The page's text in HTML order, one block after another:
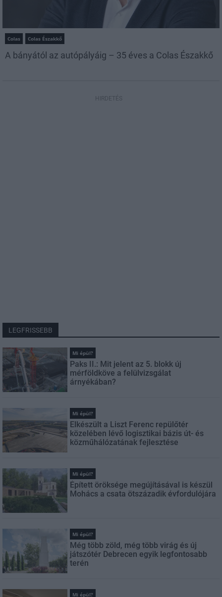
Colas Colas Északkő
A bányától az autópályáig – 35 éves a Colas Északkő
HIRDETÉS
LEGFRISSEBB
Mi épül?
Paks II.: Mit jelent az 5. blokk új
mérföldköve a felülvizsgálat
árnyékában?
Mi épül?
Elkészült a Liszt Ferenc repülőtér
közelében lévő logisztikai bázis út- és
közműhálózatának fejlesztése
Mi épül?
Épített öröksége megújításával is készül
Mohács a csata ötszázadik évfordulójára
Mi épül?
Még több zöld, még több virág és új
játszótér Debrecen egyik legfontosabb
terén
Mi épül?